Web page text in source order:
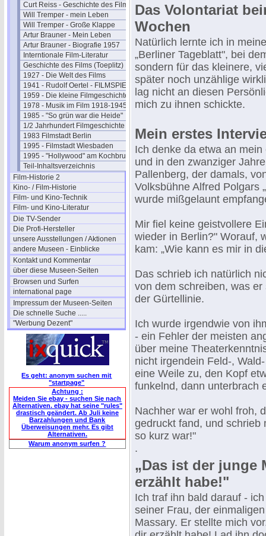
Curt Reiss - Geschichte des Films II
Will Tremper - mein Leben
Will Tremper - Große Klappe
Artur Brauner - Mein Leben
Artur Brauner - Biografie 1957
Interntionale Film-Literatur
Geschichte des Films (Toeplitz)
1927 - Die Welt des Films
1941 - Rudolf Oertel - FILMSPIEGEL
1959 - Die kleine Filmgeschichte
1978 - Musik im Film 1918-1945
1985 - "So grün war die Heide"
1/2 Jahrhundert Filmgeschichte
1983 Filmstadt Berlin
1995 - Filmstadt Wiesbaden
1995 - "Hollywood" am Kochbrunnen
Teil-Inhaltsverzeichnis
Film-Historie 2
Kino- / Film-Historie
Film- und Kino-Technik
Film- und Kino-Literatur
Die TV-Sender
Die Profi-Hersteller
unsere Ausstellungen / Aktionen
andere Museen - Einblicke
Kontakt und Kommentar
über diese Museen-Seiten
Browsen und Surfen
international page
Impressum der Museen-Seiten
Die schnelle Suche .....
"Werbung Dezent"
Es geht: anonym suchen mit
"startpage"
Achtung :
Meiden Sie ebay - suchen Sie nach
Alternativen. ebay hat seine "rules"
drastisch geändert. Ab Juli keine
Barzahlungen und Bank
Überweisungen mehr. Es gibt
Alternativen.
Warum anonym surfen ?
Das Volontariat
Wochen
Natürlich lernte ich in
„Berliner Tageblatt", bei
sondern für das kleinere,
später noch unzählige
lag nicht an diesen
mich zu ihnen schickte.
Mein erstes
Ich denke da etwa an
und in den zwanziger
Pallenberg, der damals,
Volksbühne Alfred Polgars
wurde mißgelaunt
Mir fiel keine geistvollere
wieder in Berlin?" Worauf,
kam: „Wie kann es mir in
Das schrieb ich natürlich
von dem schreiben, was
der Gürtellinie.
Ich wurde irgendwie von
- ein Fehler der meisten
über meine
nicht irgendein Feld-,
eine Weile zu, den Kopf
funkelnd, dann unterbrach
Nachher war er wohl froh,
gedruckt fand, und schrieb
so kurz war!"
.
„Das ist der junge
erzählt habe!"
Ich traf ihn bald darauf -
seiner Frau, der
Massary. Er stellte mich